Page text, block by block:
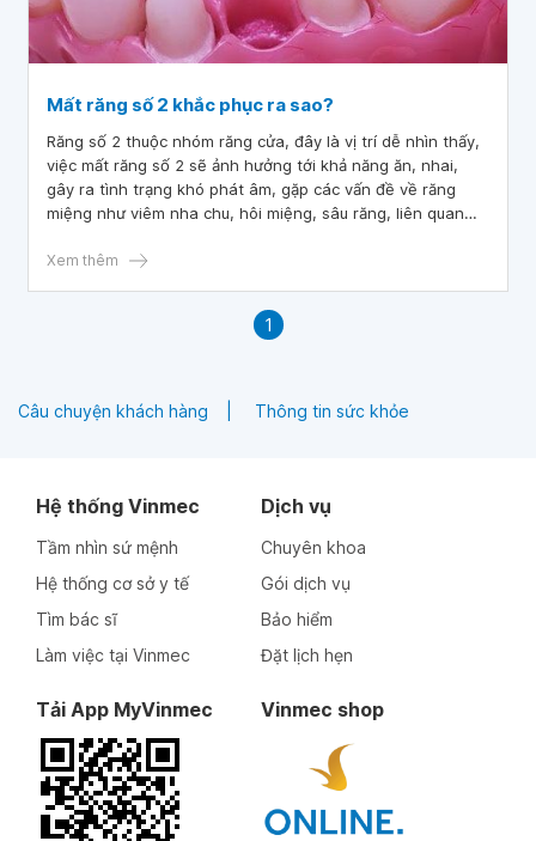
Mất răng số 2 khắc phục ra sao?
Răng số 2 thuộc nhóm răng cửa, đây là vị trí dễ nhìn thấy,
việc mất răng số 2 sẽ ảnh hưởng tới khả năng ăn, nhai,
gây ra tình trạng khó phát âm, gặp các vấn đề về răng
miệng như viêm nha chu, hôi miệng, sâu răng, liên quan
Xem thêm
1
Câu chuyện khách hàng Thông tin sức khỏe
Hệ thống Vinmec
Tầm nhìn sứ mệnh
Hệ thống cơ sở y tế
Tìm bác sĩ
Làm việc tại Vinmec
Dịch vụ
Chuyên khoa
Gói dịch vụ
Bảo hiểm
Đặt lịch hẹn
Tải App MyVinmec Vinmec shop